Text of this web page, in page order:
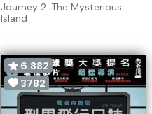
Journey 2: The Mysterious
Island
6.882
3782